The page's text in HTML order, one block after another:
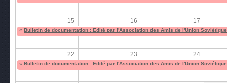
15 16 17
« Bulletin de documentation : Edité par l'Association des Amis de l'Union Soviétique
22 23 24
« Bulletin de documentation : Edité par l'Association des Amis de l'Union Soviétique